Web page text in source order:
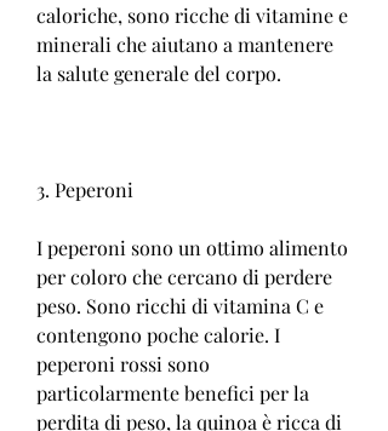
caloriche, sono ricche di vitamine e
minerali che aiutano a mantenere
la salute generale del corpo.
3. Peperoni
I peperoni sono un ottimo alimento
per coloro che cercano di perdere
peso. Sono ricchi di vitamina C e
contengono poche calorie. I
peperoni rossi sono
particolarmente benefici per la
perdita di peso, la quinoa è ricca di